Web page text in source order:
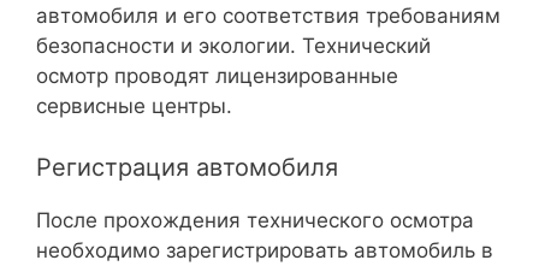
автомобиля и его соответствия требованиям
безопасности и экологии. Технический
осмотр проводят лицензированные
сервисные центры.
Регистрация автомобиля
После прохождения технического осмотра
необходимо зарегистрировать автомобиль в